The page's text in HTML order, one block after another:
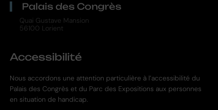
Palais des Congrès
Quai Gustave Mansion
56100 Lorient
Accessibilité
Nous accordons une attention particulière à l’accessibilité du
Palais des Congrès et du Parc des Expositions aux personnes
en situation de handicap.